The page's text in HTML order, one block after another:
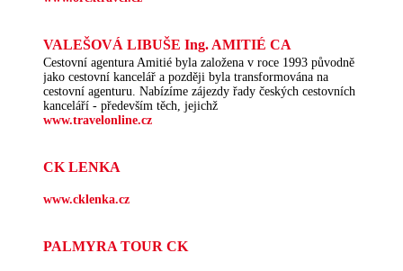
VALEŠOVÁ LIBUŠE Ing. AMITIÉ CA
Cestovní agentura Amitié byla založena v roce 1993 původně
jako cestovní kancelář a později byla transformována na
cestovní agenturu. Nabízíme zájezdy řady českých cestovních
kanceláří - především těch, jejichž
www.travelonline.cz
CK LENKA
www.cklenka.cz
PALMYRA TOUR CK